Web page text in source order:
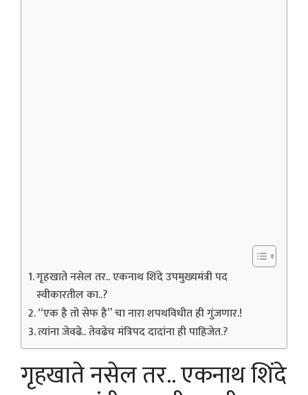
गृहखाते नसेल तर.. एकनाथ शिंदे उपमुख्यमंत्री पद
स्वीकारतील का..?
“एक है तो सेफ है” चा नारा शपथविधीत ही गुंजणार.!
त्यांना जेवढे.. तेवढेच मंत्रिपद दादांना ही पाहिजेत.?
गृहखाते नसेल तर.. एकनाथ शिंदे